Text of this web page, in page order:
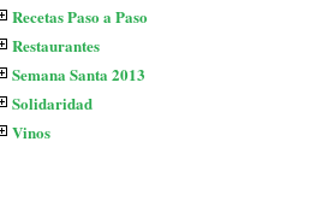
Recetas Paso a Paso
Restaurantes
Semana Santa 2013
Solidaridad
Vinos